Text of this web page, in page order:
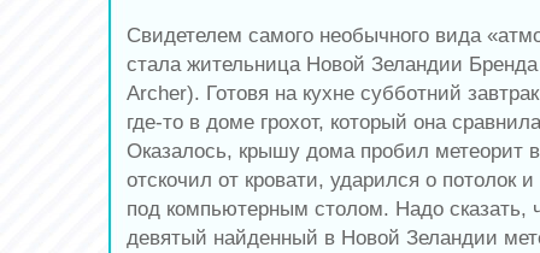
Свидетелем самого необычного вида
стала жительница Новой Зеландии
Archer). Готовя на кухне субботний
где-то в доме грохот, который она
Оказалось, крышу дома пробил метеорит
отскочил от кровати, ударился о потолок
под компьютерным столом. Надо сказать,
девятый найденный в Новой Зеландии